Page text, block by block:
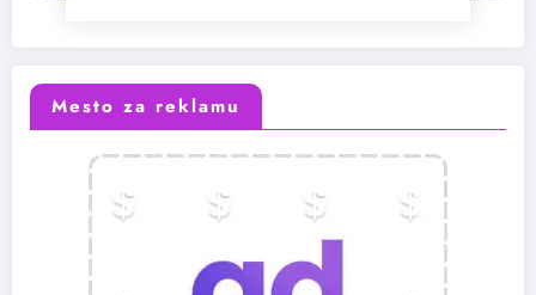
Mesto za reklamu